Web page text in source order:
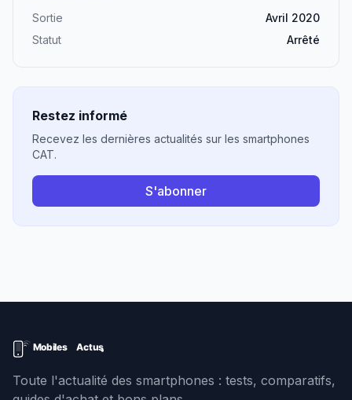
Sortie
Avril 2020
Statut
Arrêté
Restez informé
Recevez les dernières actualités sur les smartphones
CAT.
S'abonner
Toute l'actualité des smartphones : tests, comparatifs,